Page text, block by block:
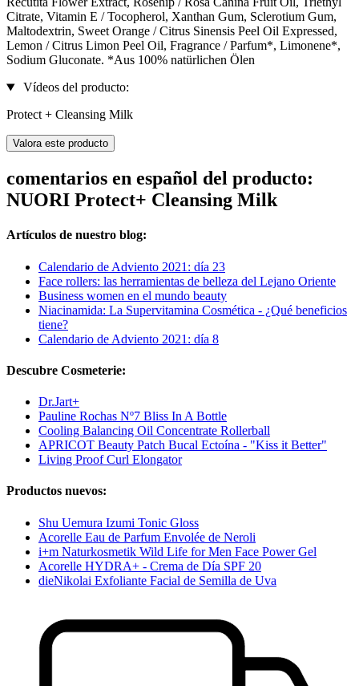
Citrate, Vitamin E / Tocopherol, Xanthan Gum, Sclerotium Gum,
Maltodextrin, Sweet Orange / Citrus Sinensis Peel Oil Expressed,
Lemon / Citrus Limon Peel Oil, Fragrance / Parfum*, Limonene*,
Sodium Gluconate. *Aus 100% natürlichen Ölen
Vídeos del producto:
Protect + Cleansing Milk
Valora este producto
comentarios en español del producto:
NUORI Protect+ Cleansing Milk
Artículos de nuestro blog:
Calendario de Adviento 2021: día 23
Face rollers: las herramientas de belleza del Lejano Oriente
Business women en el mundo beauty
Niacinamida: La Supervitamina Cosmética - ¿Qué beneficios
tiene?
Calendario de Adviento 2021: día 8
Descubre Cosmeterie:
Dr.Jart+
Pauline Rochas Nº7 Bliss In A Bottle
Cooling Balancing Oil Concentrate Rollerball
APRICOT Beauty Patch Bucal Ectoína - "Kiss it Better"
Living Proof Curl Elongator
Productos nuevos:
Shu Uemura Izumi Tonic Gloss
Acorelle Eau de Parfum Envolée de Neroli
i+m Naturkosmetik Wild Life for Men Face Power Gel
Acorelle HYDRA+ - Crema de Día SPF 20
dieNikolai Exfoliante Facial de Semilla de Uva